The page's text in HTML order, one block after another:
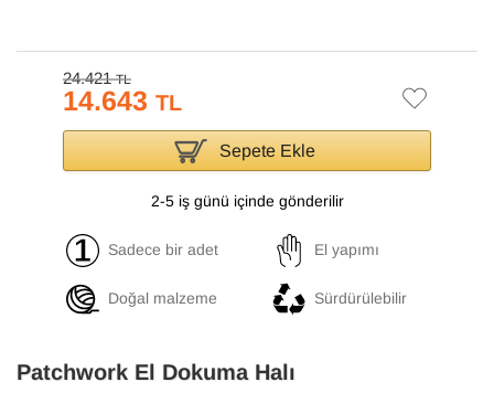
24.421TL
14.643 TL
Sepete Ekle
2-5 iş günü içinde gönderilir
Sadece bir adet El yapımı
Doğal malzeme Sürdürülebilir
Patchwork El Dokuma Halı